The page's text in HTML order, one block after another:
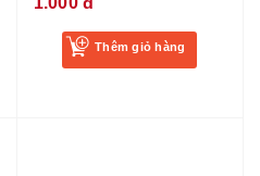
Thêm giỏ hàng